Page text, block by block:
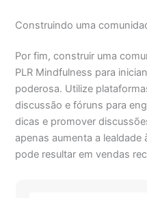
Construindo uma
Por fim, construir uma
PLR Mindfulness para
poderosa. Utilize
discussão e fóruns para
dicas e promover
apenas aumenta a lealdade
pode resultar em vendas